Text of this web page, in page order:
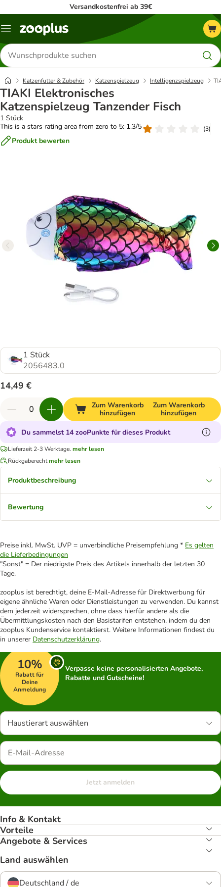
Versandkostenfrei ab 39€
Menü
Produkte
suchen
Katzenfutter & Zubehör Katzenspielzeug Intelligenzspielzeug
TIAKI Elektronisches
Katzenspielzeug Tanzender Fisch
1 Stück
This is a stars rating area from zero to 5: 1.3/5
(3)
Produkt bewerten
1 Stück
2056483.0
14,49 €
Zum Warenkorb
hinzufügen
Zum Warenkorb
hinzufügen
Du sammelst 14 zooPunkte für dieses Produkt
Lieferzeit 2-3 Werktage. mehr lesen
Rückgaberechtmehr lesen
Produktbeschreibung
Bewertung
Preise inkl. MwSt. UVP = unverbindliche Preisempfehlung * Es gelten
die Lieferbedingungen
"Sonst" = Der niedrigste Preis des Artikels innerhalb der letzten 30
Tage.
zooplus ist berechtigt, deine E-Mail-Adresse für Direktwerbung für
eigene ähnliche Waren oder Dienstleistungen zu verwenden. Du kannst
dem jederzeit widersprechen, ohne dass hierfür andere als die
Übermittlungskosten nach den Basistarifen entstehen, indem du den
zooplus Kundenservice kontaktierst. Weitere Informationen findest du
in unserer Datenschutzerklärung.
10%
Rabatt für
Deine
Anmeldung
Verpasse keine personalisierten Angebote,
Rabatte und Gutscheine!
Haustierart auswählen
Jetzt anmelden
Info & Kontakt
Vorteile
Angebote & Services
Land auswählen
Deutschland / de